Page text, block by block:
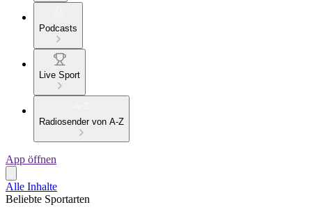
Podcasts
Live Sport
Radiosender von A-Z
App öffnen
Alle Inhalte
Beliebte Sportarten